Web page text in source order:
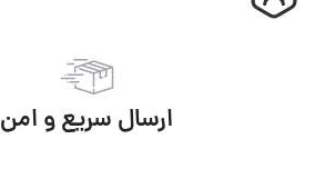
ارسال سریع و امن